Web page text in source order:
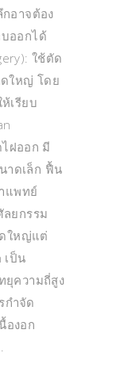
อาจต้อง
ออกได้
ใช้ตัด
ใหญ่ โดย
เรียบ
ฝออก มี
าดเล็ก ฟื้น
แพทย์
ยกรรม
ดใหญ่แต่
เป็น
ยุความถี่สูง
กำจัด
องอก